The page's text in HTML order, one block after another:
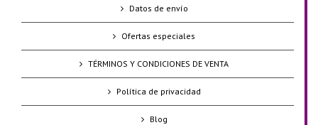
Datos de envío
Ofertas especiales
TÉRMINOS Y CONDICIONES DE VENTA
Política de privacidad
Blog